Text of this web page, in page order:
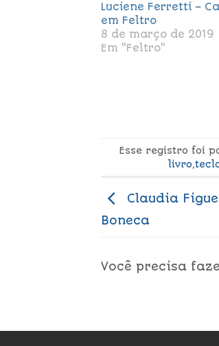
Luciene Ferretti –
em Feltro
8 de março de 2019
Em "Feltro"
Esse registro foi
livro,
Claudia
Boneca
Você precisa